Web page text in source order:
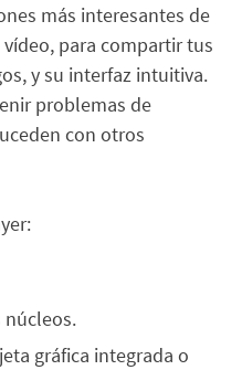
más interesantes de
para compartir tus
y su interfaz intuitiva.
problemas de
con otros
núcleos.
gráfica integrada o